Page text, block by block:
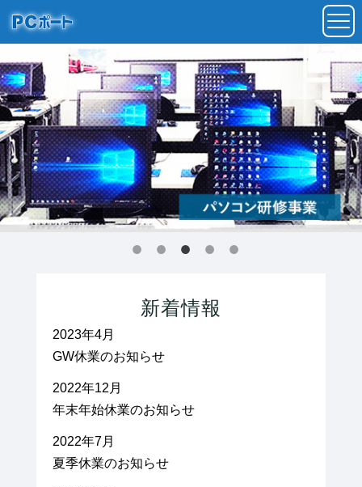
新着情報
2023年4月
GW休業のお知らせ
2022年12月
年末年始休業のお知らせ
2022年7月
夏季休業のお知らせ